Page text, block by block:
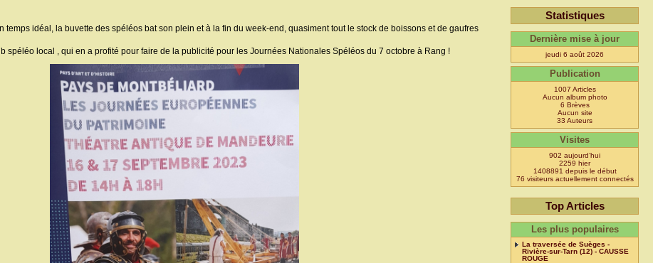
temps idéal, la buvette des spéléos bat son plein et à la fin du week-end, quasiment tout le stock de boissons et de gaufres
spéléo local , qui en a profité pour faire de la publicité pour les Journées Nationales Spéléos du 7 octobre à Rang !
Statistiques
Dernière mise à jour
jeudi 6 août 2026
Publication
1007 Articles
Aucun album photo
6 Brèves
Aucun site
33 Auteurs
Visites
902 aujourd’hui
2259 hier
1408891 depuis le début
76 visiteurs actuellement connectés
Top Articles
Les plus populaires
La traversée de Suèges -
Rivière-sur-Tarn (12) - CAUSSE
ROUGE